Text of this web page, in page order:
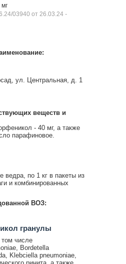
03940 от 26.03.24 -
ул. Центральная, д. 1
веществ и
- 40 мг, а также
парафиновое.
ведра, по 1 кг в пакеты из
и комбинированных
ВОЗ:
гранулы
числе
Bordetella
Klebciella pneumoniae,